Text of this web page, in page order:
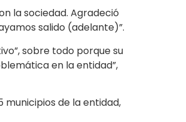
la sociedad. Agradeció
salido (adelante)”.
sobre todo porque su
en la entidad”,
municipios de la entidad,